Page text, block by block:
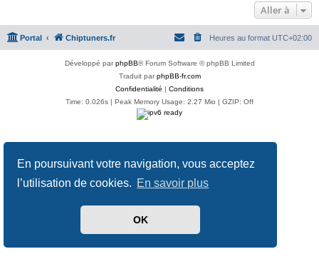
En poursuivant votre navigation, vous acceptez
l’utilisation de cookies. En savoir plus
OK
Aller à
Portal Chiptuners.fr Heures au format UTC+02:00
Développé parphpBB® Forum Software © phpBB Limited
Traduit parphpBB-fr.com
Confidentialité | Conditions
Time: 0.026s | Peak Memory Usage: 2.27 Mio | GZIP: Off